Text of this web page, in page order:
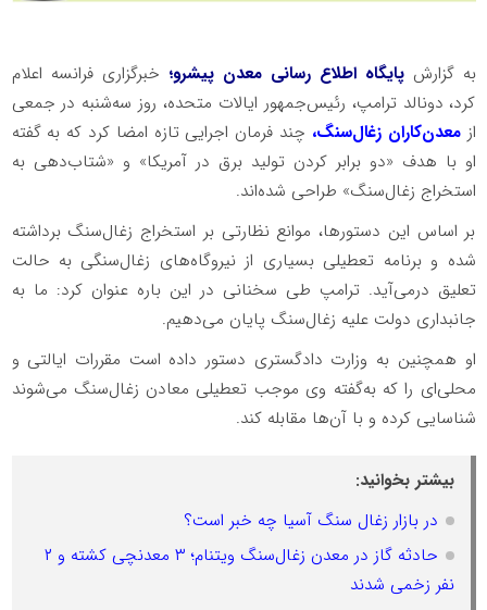
به گزارش پایگاه اطلاع رسانی معدن پیشرو؛ خبرگزاری فرانسه اعلام
کرد، دونالد ترامپ، رئیس‌جمهور ایالات متحده، روز سه‌شنبه در جمعی
از معدن‌کاران زغال‌سنگ، چند فرمان اجرایی تازه امضا کرد که به گفته
او با هدف «دو برابر کردن تولید برق در آمریکا» و «شتاب‌دهی به
استخراج زغال‌سنگ» طراحی شده‌اند.
بر اساس این دستورها، موانع نظارتی بر استخراج زغال‌سنگ برداشته
شده و برنامه تعطیلی بسیاری از نیروگاه‌های زغال‌سنگی به حالت
تعلیق درمی‌آید. ترامپ طی سخنانی در این باره عنوان کرد: ما به
جانبداری دولت علیه زغال‌سنگ پایان می‌دهیم.
او همچنین به وزارت دادگستری دستور داده است مقررات ایالتی و
محلی‌ای را که به‌گفته وی موجب تعطیلی معادن زغال‌سنگ می‌شوند
شناسایی کرده و با آن‌ها مقابله کند.
بیشتر بخوانید:
در بازار زغال سنگ آسیا چه خبر است؟
حادثه گاز در معدن زغال‌سنگ ویتنام؛ ۳ معدنچی کشته و ۲
نفر زخمی شدند